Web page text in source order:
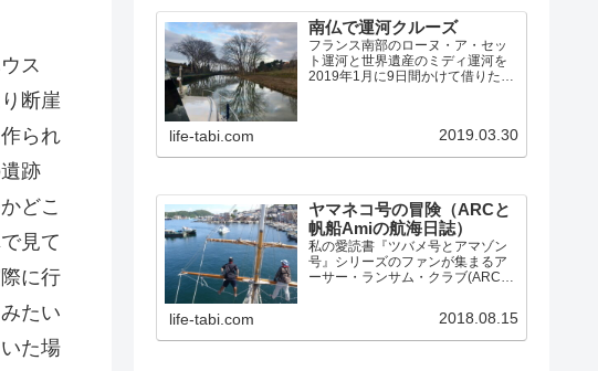
ス
断崖
られ
跡
どこ
見て
に行
たい
た場
南仏で運河クルーズ
フランス南部のローヌ・ア・セッ
ト運河と世界遺産のミディ運河を
2019年1月に9日間かけて借りたボ
的だった所などをまとめ、毎日の
life-tabi.com 2019.03.30
ヤマネコ号の冒険（ARCと
帆船Amiの航海日誌）
私の愛読書『ツバメ号とアマゾン
号』シリーズのファンが集まるア
ーサー・ランサム・クラブ(ARC)
島』に出てくるスクーナー「ヤマ
ネコ号」にそっくりな帆船Amiと出
life-tabi.com 2018.08.15